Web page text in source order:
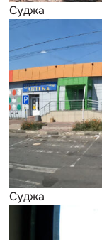
Суджа
Суджа